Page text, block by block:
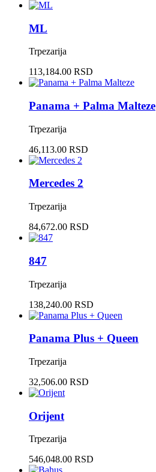
ML
Trpezarija
113,184.00 RSD
Panama + Palma Malteze
Trpezarija
46,113.00 RSD
Mercedes 2
Trpezarija
84,672.00 RSD
847
Trpezarija
138,240.00 RSD
Panama Plus + Queen
Trpezarija
32,506.00 RSD
Orijent
Trpezarija
546,048.00 RSD